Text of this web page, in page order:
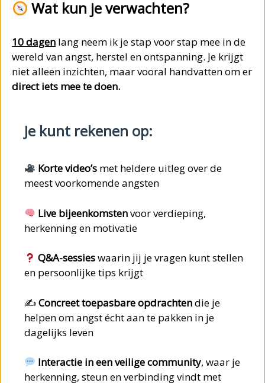
Wat kun je verwachten?
10 dagen lang neem ik je stap voor stap mee in de
wereld van angst, herstel en ontspanning. Je krijgt
niet alleen inzichten, maar vooral handvatten om er
direct iets mee te doen.
Je kunt rekenen op:
Korte video’s met heldere uitleg over de
meest voorkomende angsten
Live bijeenkomstenvoor verdieping,
herkenning en motivatie
Q&A-sessieswaarin jij je vragen kunt stellen
en persoonlijke tips krijgt
✍️Concreet toepasbare opdrachtendie je
helpen om angst écht aan te pakken in je
dagelijks leven
Interactie in een veilige community, waar je
herkenning, steun en verbinding vindt met